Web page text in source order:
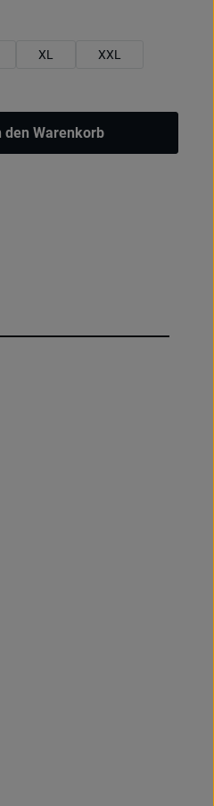
XL
XXL
Wert ein
den Warenkorb